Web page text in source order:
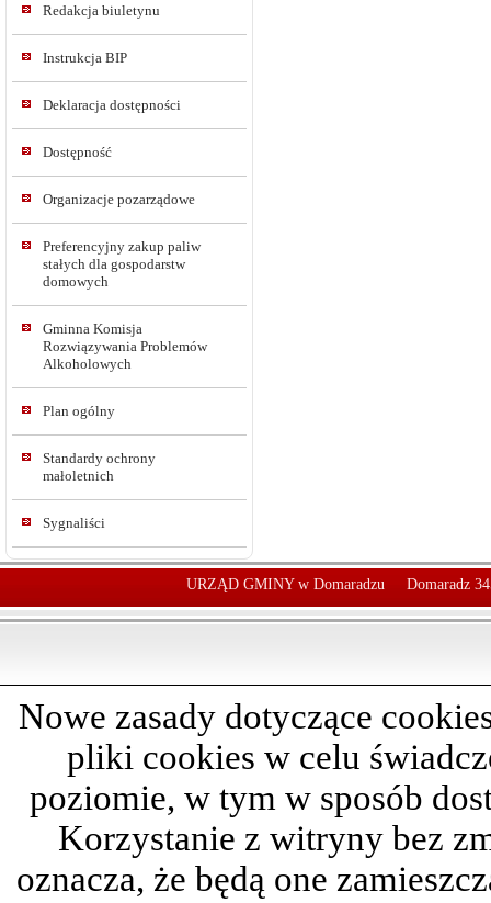
Redakcja biuletynu
Instrukcja BIP
Deklaracja dostępności
Dostępność
Organizacje pozarządowe
Preferencyjny zakup paliw
stałych dla gospodarstw
domowych
Gminna Komisja
Rozwiązywania Problemów
Alkoholowych
Plan ogólny
Standardy ochrony
małoletnich
Sygnaliści
URZĄD GMINY w Domaradzu Domaradz
Nowe zasady dotyczące
pliki cookies w celu
poziomie, w tym w sposób
Korzystanie z witryny bez
oznacza, że będą one